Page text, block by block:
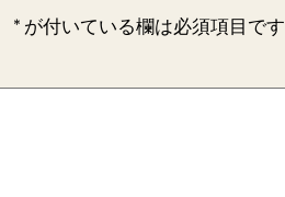
* が付いている欄は必須項目です